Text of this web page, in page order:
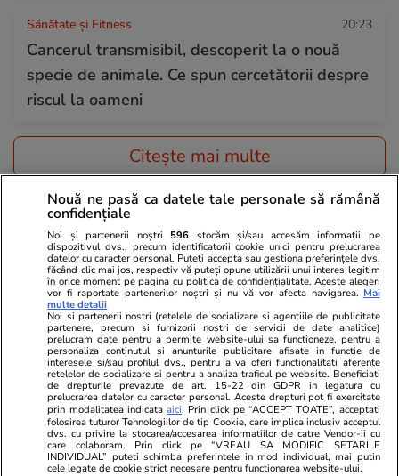
Sănătate și Fitness 20:23
Cancerul transmisibil, descoperit la o nouă
specie de animale. Ce spun cercetătorii despre
riscul la oameni
Citește mai multe
TRENDING
Știri România 10:00
Matematica „Prințului”: Paul Al României a
fugit aproape 6 ani pentru o pedeapsă de care
putea scăpa în maximum 18 luni
Știri România 11:06
Cod roșu de caniculă pentru trei județe din
România: temperaturi de 40 de grade la
umbră. Prognoza ANM pentru 1-5 august
Nouă ne pasă ca datele tale personale să rămână
confidențiale
Noi și partenerii noștri 596 stocăm și/sau accesăm informații pe
dispozitivul dvs., precum identificatorii cookie unici pentru prelucrarea
datelor cu caracter personal. Puteți accepta sau gestiona preferințele dvs.
făcând clic mai jos, respectiv vă puteți opune utilizării unui interes legitim
în orice moment pe pagina cu politica de confidențialitate. Aceste alegeri
vor fi raportate partenerilor noștri și nu vă vor afecta navigarea. Mai
multe detalii
Noi si partenerii nostri (retelele de socializare si agentiile de publicitate
partenere, precum si furnizorii nostri de servicii de date analitice)
prelucram date pentru a permite website-ului sa functioneze, pentru a
personaliza continutul si anunturile publicitare afisate in functie de
interesele si/sau profilul dvs., pentru a va oferi functionalitati aferente
retelelor de socializare si pentru a analiza traficul pe website. Beneficiati
de drepturile prevazute de art. 15-22 din GDPR in legatura cu
prelucrarea datelor cu caracter personal. Aceste drepturi pot fi exercitate
prin modalitatea indicataaici. Prin click pe “ACCEPT TOATE”, acceptati
folosirea tuturor Tehnologiilor de tip Cookie, care implica inclusiv acceptul
dvs. cu privire la stocarea/accesarea informatiilor de catre Vendor-ii cu
care colaboram. Prin click pe “VREAU SA MODIFIC SETARILE
INDIVIDUAL” puteti schimba preferintele in mod individual, mai putin
cele legate de cookie strict necesare pentru functionarea website-ului.